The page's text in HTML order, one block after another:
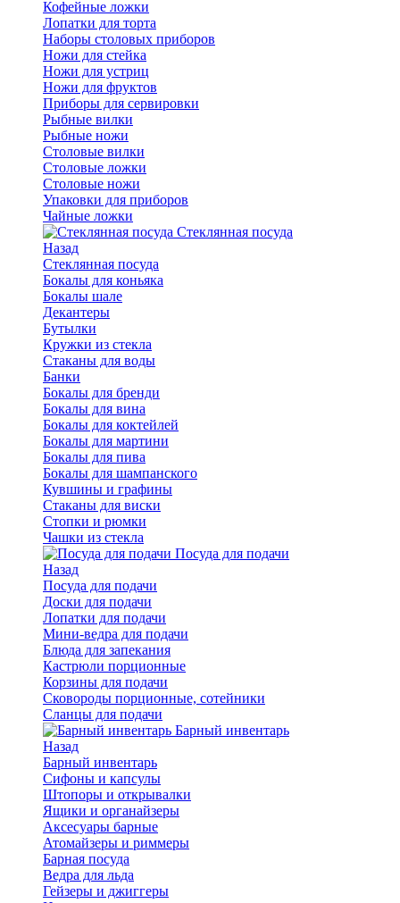
Кофейные ложки
Лопатки для торта
Наборы столовых приборов
Ножи для стейка
Ножи для устриц
Ножи для фруктов
Приборы для сервировки
Рыбные вилки
Рыбные ножи
Столовые вилки
Столовые ложки
Столовые ножи
Упаковки для приборов
Чайные ложки
Стеклянная посуда
Назад
Стеклянная посуда
Бокалы для коньяка
Бокалы шале
Декантеры
Бутылки
Кружки из стекла
Стаканы для воды
Банки
Бокалы для бренди
Бокалы для вина
Бокалы для коктейлей
Бокалы для мартини
Бокалы для пива
Бокалы для шампанского
Кувшины и графины
Стаканы для виски
Стопки и рюмки
Чашки из стекла
Посуда для подачи
Назад
Посуда для подачи
Доски для подачи
Лопатки для подачи
Мини-ведра для подачи
Блюда для запекания
Кастрюли порционные
Корзины для подачи
Сковороды порционные, сотейники
Сланцы для подачи
Барный инвентарь
Назад
Барный инвентарь
Сифоны и капсулы
Штопоры и открывалки
Ящики и органайзеры
Аксесуары барные
Атомайзеры и риммеры
Барная посуда
Ведра для льда
Гейзеры и джиггеры